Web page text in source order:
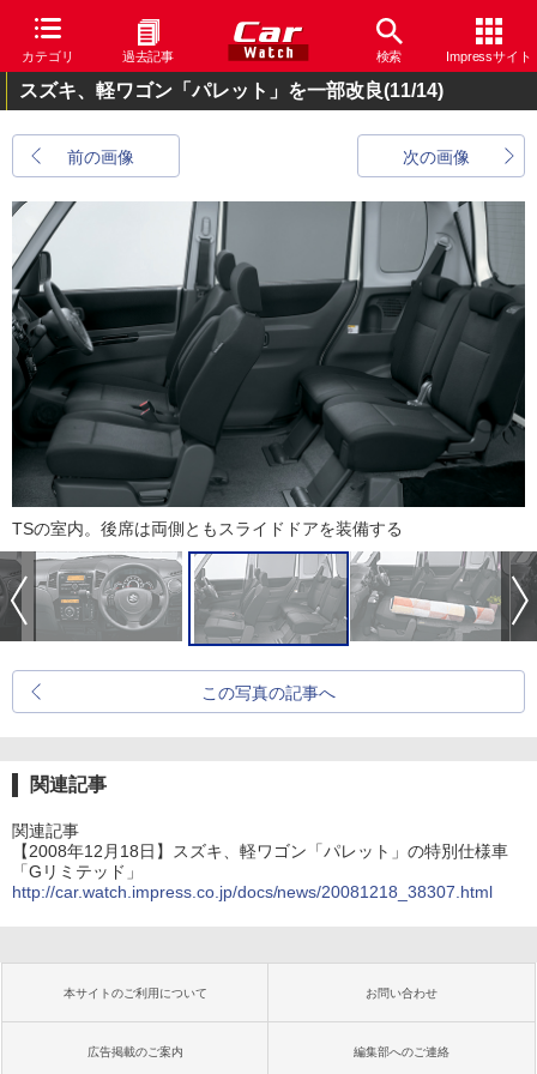
カテゴリ 過去記事 検索 Impressサイト
スズキ、軽ワゴン「パレット」を一部改良(11/14)
前の画像 次の画像
TSの室内。後席は両側ともスライドドアを装備する
この写真の記事へ
関連記事
関連記事
【2008年12月18日】スズキ、軽ワゴン「パレット」の特別仕様車
「Gリミテッド」
http://car.watch.impress.co.jp/docs/news/20081218_38307.html
本サイトのご利用について お問い合わせ
広告掲載のご案内 編集部へのご連絡